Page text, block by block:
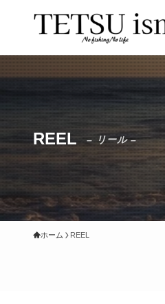
REEL – リール –
ホーム REEL